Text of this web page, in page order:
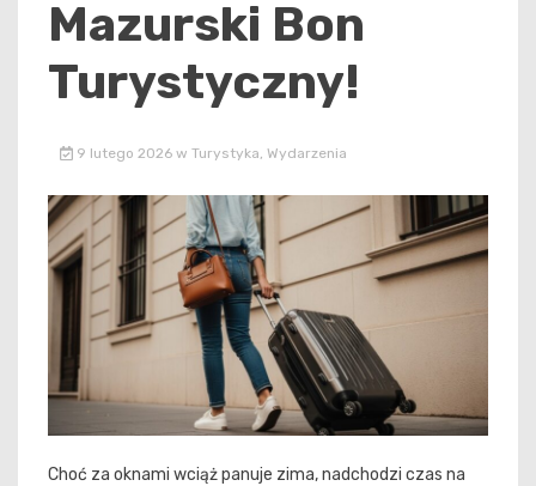
Mazurski Bon
Turystyczny!
9 lutego 2026 w Turystyka, Wydarzenia
Choć za oknami wciąż panuje zima, nadchodzi czas na